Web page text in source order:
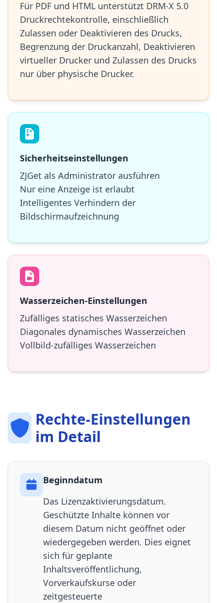
Für PDF und HTML unterstützt DRM-X 5.0
Druckrechtekontrolle, einschließlich
Zulassen oder Deaktivieren des Drucks,
Begrenzung der Druckanzahl, Deaktivieren
virtueller Drucker und Zulassen des Drucks
nur über physische Drucker.
Sicherheitseinstellungen
ZJGet als Administrator ausführen
Nur eine Anzeige ist erlaubt
Intelligentes Verhindern der
Bildschirmaufzeichnung
Wasserzeichen-Einstellungen
Zufälliges statisches Wasserzeichen
Diagonales dynamisches Wasserzeichen
Vollbild-zufälliges Wasserzeichen
Rechte-Einstellungen
im Detail
Beginndatum
Das Lizenzaktivierungsdatum.
Geschützte Inhalte können vor
diesem Datum nicht geöffnet oder
wiedergegeben werden. Dies eignet
sich für geplante
Inhaltsveröffentlichung,
Vorverkaufskurse oder
zeitgesteuerte